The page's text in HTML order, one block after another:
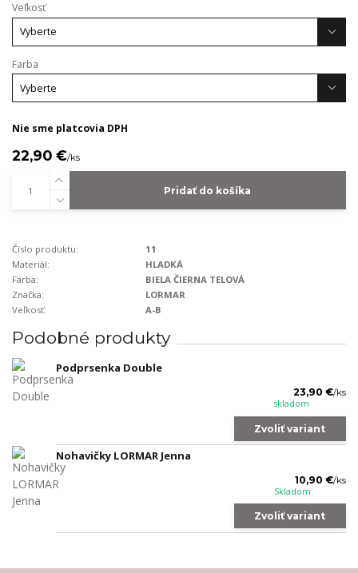
Veľkosť
Farba
Nie sme platcovia DPH
22,90 €/ks
Pridať do košíka
Číslo produktu:
11
Materiál:
HLADKÁ
Farba:
BIELA ČIERNA TELOVÁ
Značka:
LORMAR
Veľkosť:
A-B
Podobné produkty
Podprsenka Double
23,90 €/ks
skladom
Zvoliť variant
Nohavičky LORMAR Jenna
10,90 €/ks
Skladom
Zvoliť variant